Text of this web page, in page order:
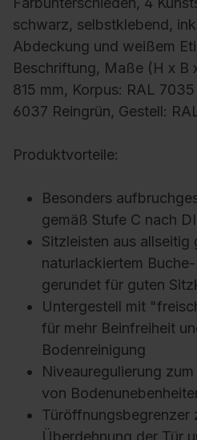
schwarz, selbstklebend,
Abdeckung und weißem
Beschriftung, Maße (H x B
815 mm, Korpus: RAL
6037 Reingrün, Gestell:
Produktvorteile:
Besonders
gemäß Stufe C nach
Sitzleisten aus allseitig
naturlackiertem
gerundet für guten
Untergestell mit
für mehr Beinfreiheit
Bodenreinigung
Niveauregulierung
von
Türöffnungsbegrenzer
Überdehnung der Tür